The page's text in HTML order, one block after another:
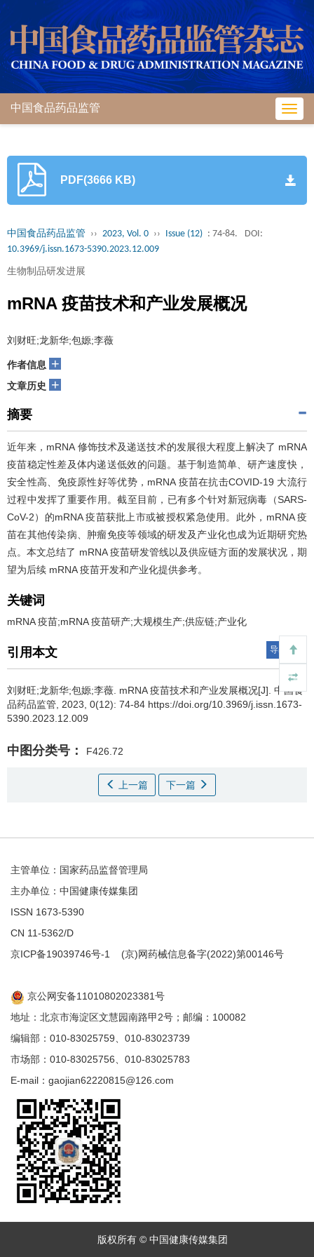
中国食品药品监管
PDF(3666 KB)
中国食品药品监管 ›› 2023, Vol. 0 ›› Issue (12) : 74-84.
DOI:
10.3969/j.issn.1673-5390.2023.12.009
生物制品研发进展
mRNA 疫苗技术和产业发展概况
刘财旺;龙新华;包嫄;李薇
作者信息 +
文章历史 +
摘要
近年来，mRNA 修饰技术及递送技术的发展很大程度上解决了 mRNA
疫苗稳定性差及体内递送低效的问题。基于制造简单、研产速度快，
安全性高、免疫原性好等优势，mRNA 疫苗在抗击COVID-19 大流行
过程中发挥了重要作用。截至目前，已有多个针对新冠病毒（SARS-
CoV-2）的mRNA 疫苗获批上市或被授权紧急使用。此外，mRNA 疫
苗在其他传染病、肿瘤免疫等领域的研发及产业化也成为近期研究热
点。本文总结了 mRNA 疫苗研发管线以及供应链方面的发展状况，期
望为后续 mRNA 疫苗开发和产业化提供参考。
关键词
mRNA 疫苗;mRNA 疫苗研产;大规模生产;供应链;产业化
引用本文 导出引用
刘财旺;龙新华;包嫄;李薇. mRNA 疫苗技术和产业发展概况[J]. 中国食
品药品监管, 2023, 0(12): 74-84 https://doi.org/10.3969/j.issn.1673-
5390.2023.12.009
中图分类号： F426.72
上一篇 下一篇
主管单位：国家药品监督管理局
主办单位：中国健康传媒集团
ISSN 1673-5390
CN 11-5362/D
京ICP备19039746号-1 (京)网药械信息备字(2022)第00146号
京公网安备11010802023381号
地址：北京市海淀区文慧园南路甲2号；邮编：100082
编辑部：010-83025759、010-83023739
市场部：010-83025756、010-83025783
E-mail：gaojian62220815@126.com
版权所有 © 中国健康传媒集团